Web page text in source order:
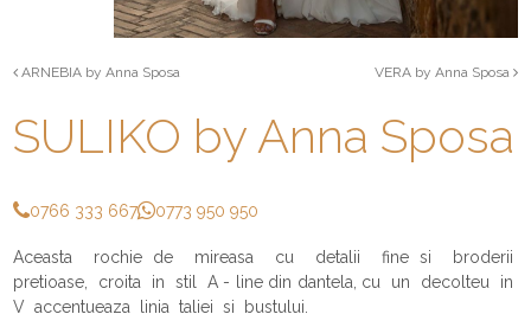
ARNEBIA by Anna Sposa VERA by Anna Sposa
SULIKO by Anna Sposa
0766 333 667 0773 950 950
Aceasta rochie de mireasa cu detalii fine si broderii
pretioase, croita in stil A - line din dantela, cu un decolteu in
V accentueaza linia taliei si bustului.